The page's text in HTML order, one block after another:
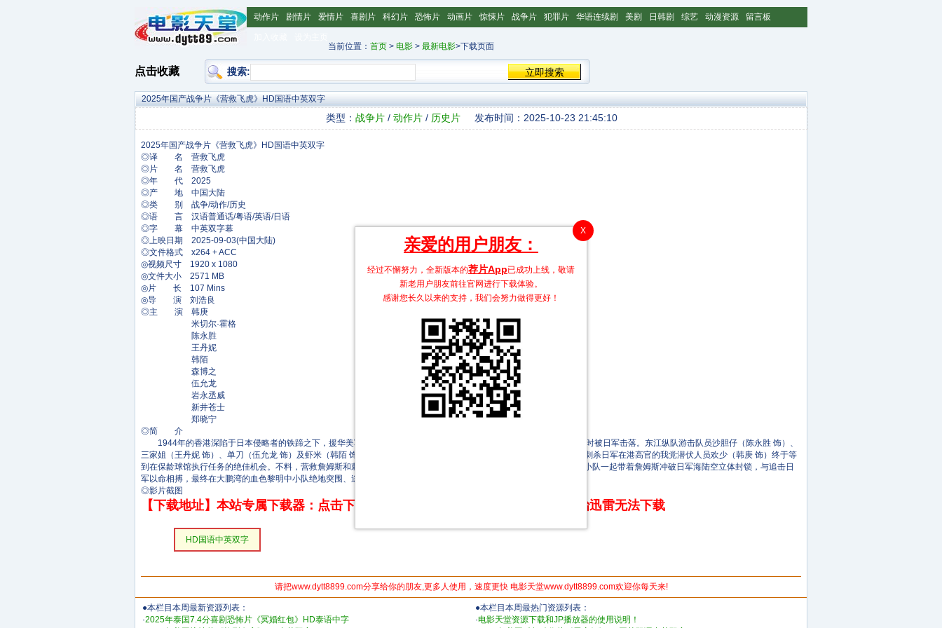
动作片 剧情片 爱情片 喜剧片 科幻片 恐怖片 动画片 惊悚片 战争片 犯罪片 华语连续剧 美剧 日韩剧 综艺 动漫资源 留言板
当前位置： 首页 > 电影 > 最新电影>下载页面
点击收藏 搜索:
2025年国产战争片《营救飞虎》HD国语中英双字
类型： 战争片 / 动作片 / 历史片 发布时间：2025-10-23 21:45:10
◎译 名 营救飞虎
◎片 名 营救飞虎
◎年 代 2025
◎产 地 中国大陆
◎类 别 战争/动作/历史
◎语 言 汉语普通话/粤语/英语/日语
◎字 幕 中英双字幕
◎上映日期 2025-09-03(中国大陆)
◎文件格式 x264 + ACC
◎视频尺寸 1920 x 1080
◎文件大小 2571 MB
◎片 长 107 Mins
◎导 演 刘浩良
◎主 演 韩庚
米切尔·霍格
陈永胜
王丹妮
韩陌
森博之
伍允龙
岩永丞威
新井苍士
郑晓宁
◎简 介
1944年的香港深陷于日本侵略者的铁蹄之下，援华美军飞虎队飞行员詹姆斯（米切尔·霍格 饰）在执行轰炸香港任务时被日军击落。东江纵队游击队员沙胆仔（陈永胜 饰）、
三家姐（王丹妮 饰）、单刀（伍允龙 饰）及虾米（韩陌 饰）奉命潜入日军俱乐部保龄球馆营救詹姆斯，与此同时，矢志刺杀日军在港高官的我党潜伏人员欢少（韩庚 饰）终于等
到在保龄球馆执行任务的绝佳机会。不料，营救詹姆斯和刺杀日军高官的任务“相撞”，欢少身份暴露、行动未果后毅然与小队一起带着詹姆斯冲破日军海陆空立体封锁，与追击日
军以命相搏，最终在大鹏湾的血色黎明中小队绝地突围、逃出生天。
◎影片截图
【下载地址】本站专属下载器：点击下方链接 即可享受高速下载和在线播放 专治迅雷无法下载
HD国语中英双字
请把www.dytt8899.com分享给你的朋友,更多人使用，速度更快 电影天堂www.dytt8899.com欢迎你每天来!
●本栏目本周最新资源列表：
·2025年泰国7.4分喜剧恐怖片《冥婚红包》HD泰语中字
●本栏目本周最热门资源列表：
·电影天堂资源下载和JP播放器的使用说明！
X
亲爱的用户朋友：
经过不懈努力，全新版本的荐片App已成功上线，敬请
新老用户朋友前往官网进行下载体验。
感谢您长久以来的支持，我们会努力做得更好！